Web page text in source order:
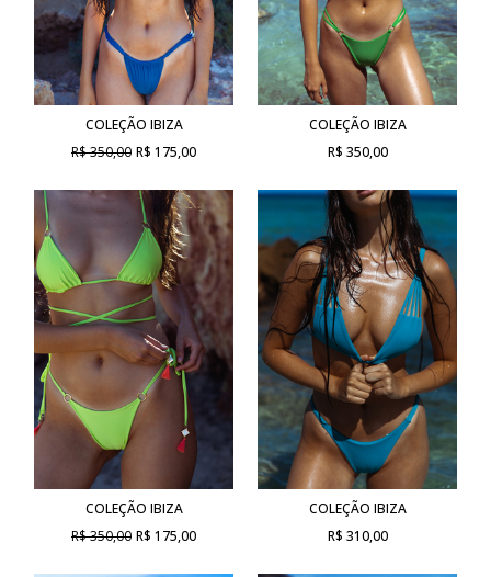
COLEÇÃO IBIZA
R$ 350,00 R$ 175,00
COLEÇÃO IBIZA
R$ 350,00
COLEÇÃO IBIZA
R$ 350,00 R$ 175,00
COLEÇÃO IBIZA
R$ 310,00